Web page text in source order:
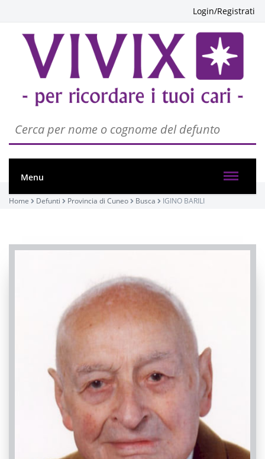
Login/Registrati
Menu
Home Defunti Provincia di Cuneo Busca IGINO BARILI
PASSATE:
Busca, Chiesa Parrocchiale di Castelletto di Busca -
Santa Maria Maddalena
11/06/2022 16:00
Busca, Chiesa Parrocchiale di Castelletto di Busca -
Visibile a tutti gli utenti
INVIA CONDOGLIANZE